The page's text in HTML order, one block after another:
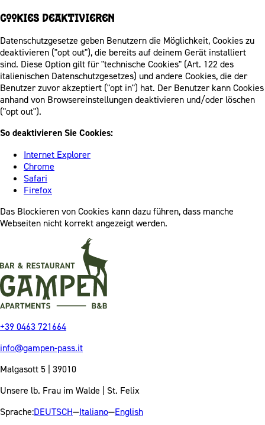
Cookies deaktivieren
Datenschutzgesetze geben Benutzern die Möglichkeit, Cookies zu
deaktivieren ("opt out"), die bereits auf deinem Gerät installiert
sind. Diese Option gilt für "technische Cookies" (Art. 122 des
italienischen Datenschutzgesetzes) und andere Cookies, die der
Benutzer zuvor akzeptiert ("opt in") hat. Der Benutzer kann Cookies
anhand von Browsereinstellungen deaktivieren und/oder löschen
("opt out").
So deaktivieren Sie Cookies:
Internet Explorer
Chrome
Safari
Firefox
Das Blockieren von Cookies kann dazu führen, dass manche
Webseiten nicht korrekt angezeigt werden.
+39 0463 721664
info@gampen-pass.it
Malgasott 5 | 39010
Unsere lb. Frau im Walde | St. Felix
Sprache:DEUTSCH—Italiano—English